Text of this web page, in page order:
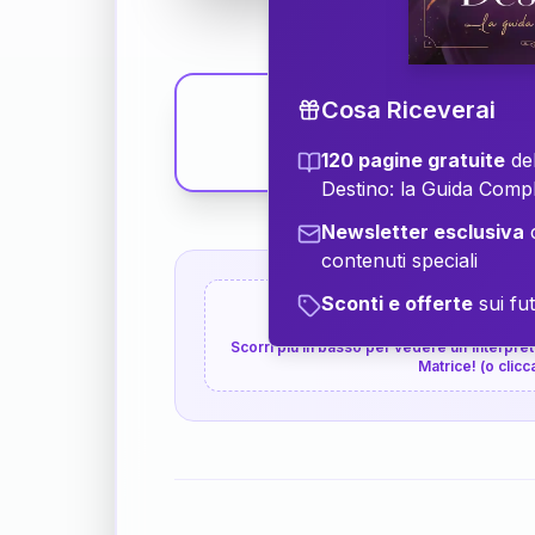
👇 P.S. Interpretazione
Scorri più in basso per vedere
Matrice! (o
Cosa Riceverai
120 pagine gratuite
Destino: la Guida
Newsletter esclusiva
contenuti speciali
Sconti e offerte sui